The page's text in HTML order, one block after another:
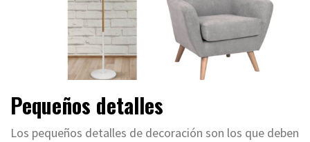
Pequeños detalles
Los pequeños detalles de decoración son los que deben